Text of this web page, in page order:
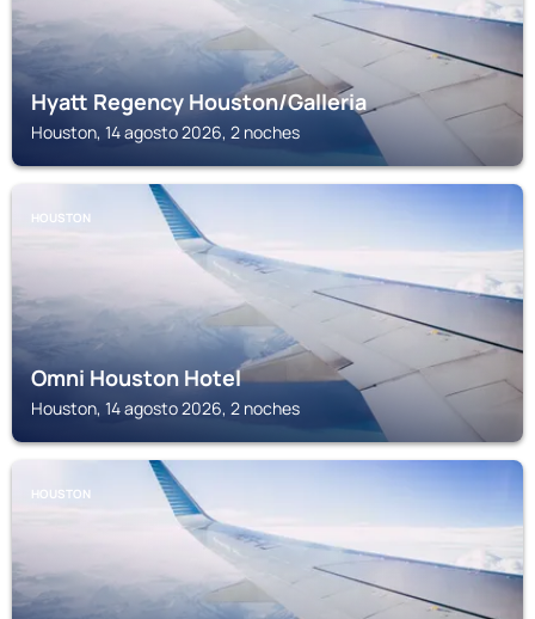
Hyatt Regency Houston/Galleria
Houston, 14 agosto 2026, 2 noches
HOUSTON
Omni Houston Hotel
Houston, 14 agosto 2026, 2 noches
HOUSTON